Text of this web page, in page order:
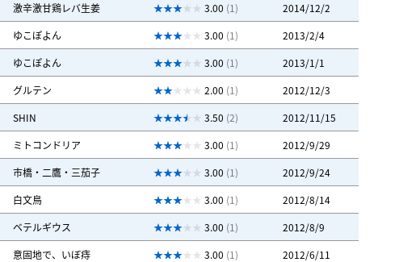
激辛激甘鶏レバ生姜 3.00 (1)
2014/12/2
ゆこぽよん 3.00 (1)
2013/2/4
ゆこぽよん 3.00 (1)
2013/1/1
グルテン 2.00 (1)
2012/12/3
SHIN 3.50 (2)
2012/11/15
ミトコンドリア 3.00 (1)
2012/9/29
市橋・二鷹・三茄子 3.00 (1)
2012/9/24
白文鳥 3.00 (1)
2012/8/14
ベテルギウス 3.00 (1)
2012/8/9
意固地で、いぼ痔 3.00 (1)
2012/6/11